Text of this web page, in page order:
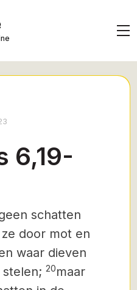
6,19-
schatten
door mot en
waar dieven
20maar